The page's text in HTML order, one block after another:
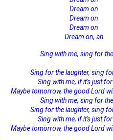
Dream on
Dream on
Dream on
Dream on, ah
Sing with me, sing for
Sing for the laughter, sing
Sing with me, if it's just
Maybe tomorrow, the good Lord
Sing with me, sing for
Sing for the laughter, sing
Sing with me, if it's just
Maybe tomorrow, the good Lord